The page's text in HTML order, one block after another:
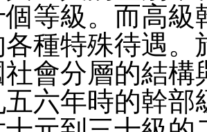
等級。而高級
種特殊待遇。
會分層的結構
六年時的幹部